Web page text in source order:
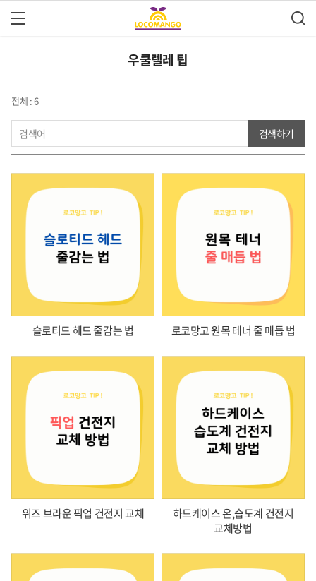
우쿨렐레 팁
전체 : 6
검색하기
슬로티드 헤드 줄감는 법 로코망고 원목 테너 줄 매듭 법
위즈 브라운 픽업 건전지 교체
하드케이스 온,습도계 건전지
교체방법